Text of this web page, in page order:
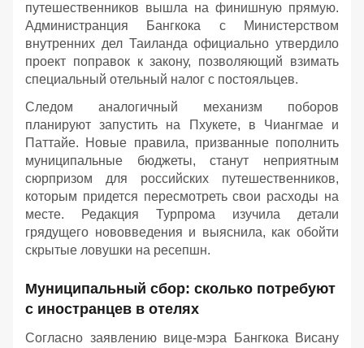
путешественников вышла на финишную прямую.
Администранция Бангкока с Министерством
внутренних дел Таиланда официально утвердило
проект поправок к закону, позволяющий взимать
специальный отельный налог с постояльцев.
Следом аналогичный механизм поборов
планируют запустить на Пхукете, в Чиангмае и
Паттайе. Новые правила, призванные пополнить
муниципальные бюджеты, станут неприятным
сюрпризом для российских путешественников,
которым придется пересмотреть свои расходы на
месте. Редакция Турпрома изучила детали
грядущего нововведения и выяснила, как обойти
скрытые ловушки на ресепшн.
Муниципальный сбор: сколько потребуют
с иностранцев в отелях
Согласно заявлению вице-мэра Бангкока Висану